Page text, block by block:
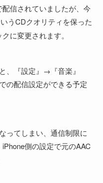
信されていましたが、今
うCDクオリティを保った
に変更されます。
、『設定』→『音楽』
の配信設定ができる予定
ってしまい、通信制限に
側の設定で元のAAC